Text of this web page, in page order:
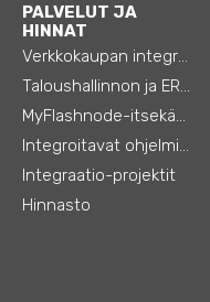
PALVELUT JA
HINNAT
Verkkokaupan integraatiot
Taloushallinnon ja ERP:n integraatiot
MyFlashnode-itsekäyttö-automaatio
Integroitavat ohjelmistot
Integraatio-projektit
Hinnasto